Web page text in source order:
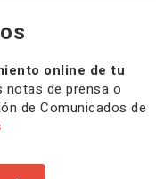
online de tu
notas de prensa o
de Comunicados de